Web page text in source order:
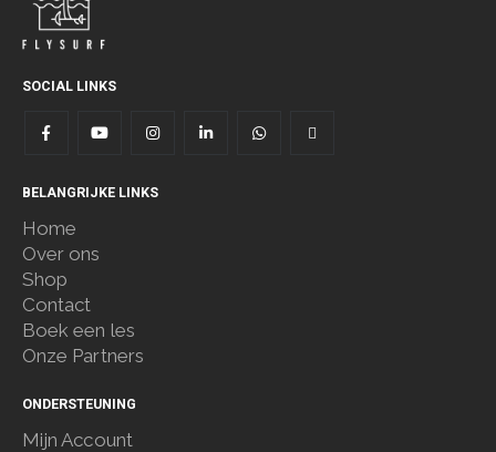
SOCIAL LINKS
BELANGRIJKE LINKS
Home
Over ons
Shop
Contact
Boek een les
Onze Partners
ONDERSTEUNING
Mijn Account